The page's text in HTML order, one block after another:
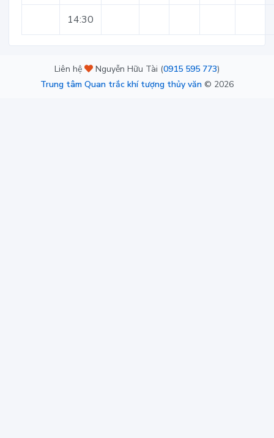
14:30
Liên hệ Nguyễn Hữu Tài (0915 595 773)
Trung tâm Quan trắc khí tượng thủy văn © 2026